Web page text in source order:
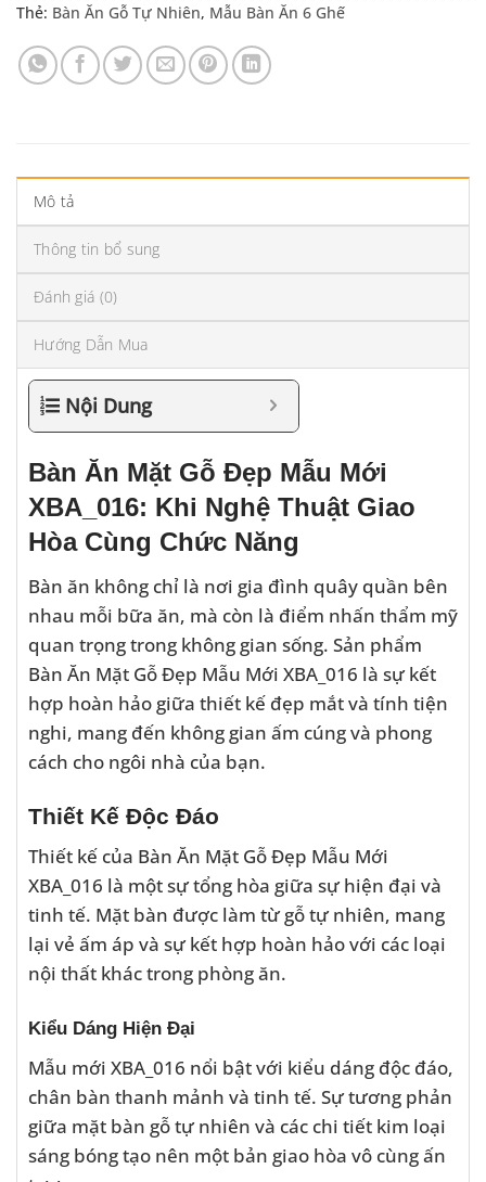
Thẻ: Bàn Ăn Gỗ Tự Nhiên, Mẫu Bàn Ăn 6 Ghế
Mô tả
Thông tin bổ sung
Đánh giá (0)
Hướng Dẫn Mua
Nội Dung
Bàn Ăn Mặt Gỗ Đẹp Mẫu Mới
XBA_016: Khi Nghệ Thuật Giao
Hòa Cùng Chức Năng
Bàn ăn không chỉ là nơi gia đình quây quần bên
nhau mỗi bữa ăn, mà còn là điểm nhấn thẩm mỹ
quan trọng trong không gian sống. Sản phẩm
Bàn Ăn Mặt Gỗ Đẹp Mẫu Mới XBA_016 là sự kết
hợp hoàn hảo giữa thiết kế đẹp mắt và tính tiện
nghi, mang đến không gian ấm cúng và phong
cách cho ngôi nhà của bạn.
Thiết Kế Độc Đáo
Thiết kế của Bàn Ăn Mặt Gỗ Đẹp Mẫu Mới
XBA_016 là một sự tổng hòa giữa sự hiện đại và
tinh tế. Mặt bàn được làm từ gỗ tự nhiên, mang
lại vẻ ấm áp và sự kết hợp hoàn hảo với các loại
nội thất khác trong phòng ăn.
Kiểu Dáng Hiện Đại
Mẫu mới XBA_016 nổi bật với kiểu dáng độc đáo,
chân bàn thanh mảnh và tinh tế. Sự tương phản
giữa mặt bàn gỗ tự nhiên và các chi tiết kim loại
sáng bóng tạo nên một bản giao hòa vô cùng ấn